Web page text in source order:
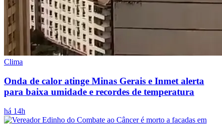
Clima
Onda de calor atinge Minas Gerais e Inmet alerta
para baixa umidade e recordes de temperatura
há 14h